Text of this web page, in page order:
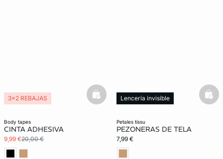
body tapes
CINTA ADHESIVA
9,99 €20,00 €
3x2 REBAJAS
basketfull
petales tissu
PEZONERAS DE TELA
7,99 €
Lencería invisible